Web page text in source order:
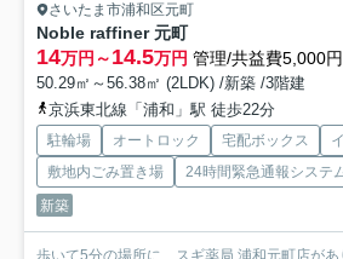
さいたま市浦和区元町
Noble raffiner 元町
14万円～14.5万円 管理/共益費5,000円
50.29㎡～56.38㎡ (2LDK) /新築 /3階建
京浜東北線「浦和」駅 徒歩22分
駐輪場 オートロック 宅配ボックス
敷地内ごみ置き場
24時間緊急通報システ
新築
歩いて5分の場所に、スギ薬局 浦和元町店が